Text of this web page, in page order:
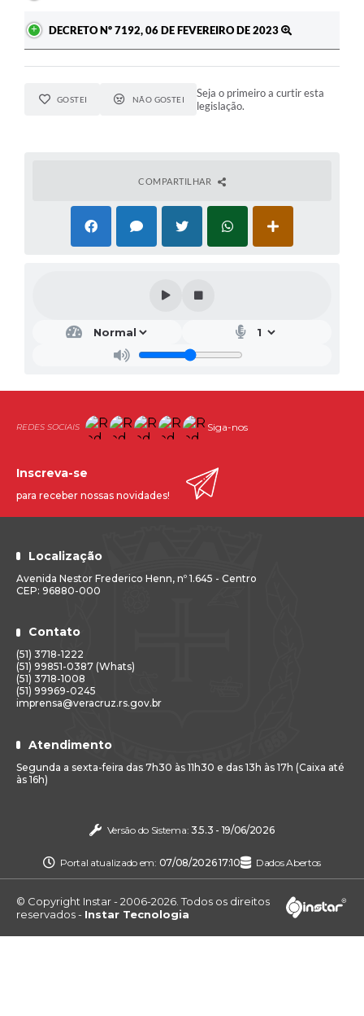
DECRETO Nº 7192, 06 DE FEVEREIRO DE 2023
GOSTEI NÃO GOSTEI
Seja o primeiro a curtir esta
legislação.
COMPARTILHAR
Siga-nos
Localização
Avenida Nestor Frederico Henn, nº 1.645 - Centro
CEP: 96880-000
Contato
(51) 3718-1222
(51) 99851-0387 (Whats)
(51) 3718-1008
(51) 99969-0245
imprensa@veracruz.rs.gov.br
Atendimento
Segunda a sexta-feira das 7h30 às 11h30 e das 13h às 17h (Caixa até
às 16h)
Inscreva-se
para receber nossas novidades!
Versão do Sistema: 3.5.3 - 19/06/2026
Portal atualizado em: 07/08/2026 17:10 Dados Abertos
© Copyright Instar - 2006-2026. Todos os direitos
reservados - Instar Tecnologia